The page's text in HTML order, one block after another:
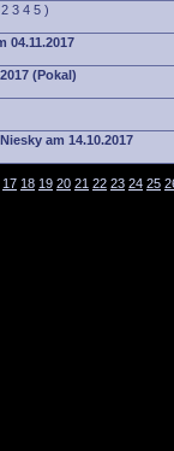
2 3 4 5 )
04.11.2017
(Pokal)
am 14.10.2017
17 18 19 20 21 22 23 24 25